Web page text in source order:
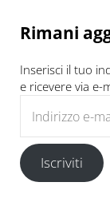
Rimani
Inserisci il tuo
e ricevere via e-
Iscriviti